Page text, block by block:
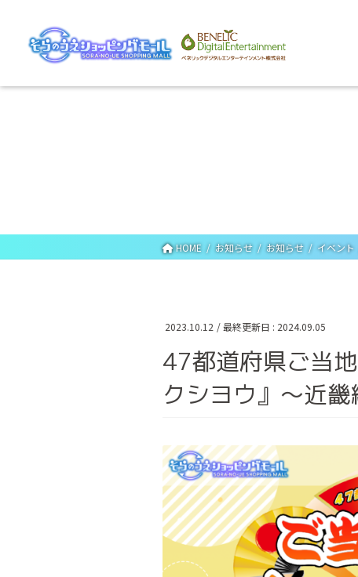
HOME お知らせ お知らせ イベント
2023.10.12 / 最終更新日 : 2024.09.05
47都道府県ご当
クシヨウ』～近畿